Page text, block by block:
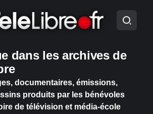
dans les archives de
documentaires, émissions,
produits par les bénévoles
de télévision et média-école